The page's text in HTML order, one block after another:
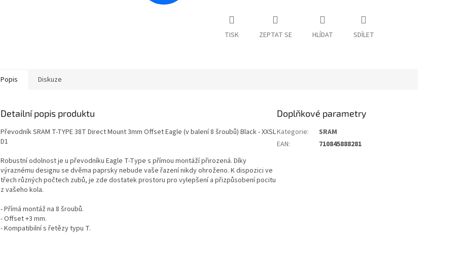
TISK ZEPTAT SE HLÍDAT SDÍLET
Popis Diskuze
Detailní popis produktu
Převodník SRAM T-TYPE 38T Direct Mount 3mm Offset Eagle (v balení 8 šroubů) Black - XXSL
D1
Robustní odolnost je u převodníku Eagle T-Type s přímou montáží přirozená. Díky
výraznému designu se dvěma paprsky nebude vaše řazení nikdy ohroženo. K dispozici ve
třech různých počtech zubů, je zde dostatek prostoru pro vylepšení a přizpůsobení pocitu
z vašeho kola.
- Přímá montáž na 8 šroubů.
- Offset +3 mm.
- Kompatibilní s řetězy typu T.
Doplňkové parametry
Kategorie:
SRAM
EAN: 710845888281